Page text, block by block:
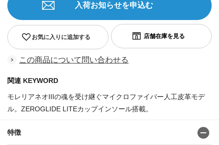
お気に入りに追加する
入荷お知らせを申込む
この商品について問い合わせる
関連 KEYWORD
モレリアネオIIIの魂を受け継ぐマイクロファイバー人工皮革モデ
ル。ZEROGLIDE LITEカップインソール搭載。
特徴